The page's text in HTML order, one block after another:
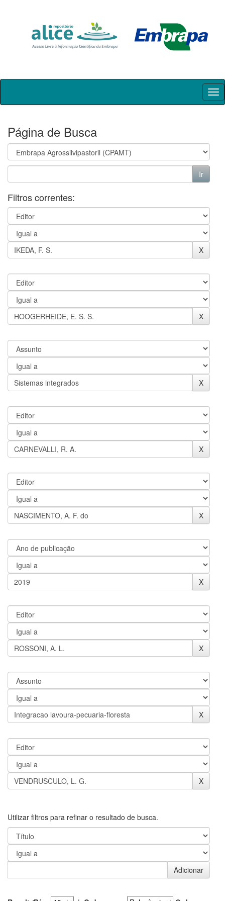
Skip
Página de Busca
Filtros correntes:
Utilizar filtros para refinar o resultado de busca.